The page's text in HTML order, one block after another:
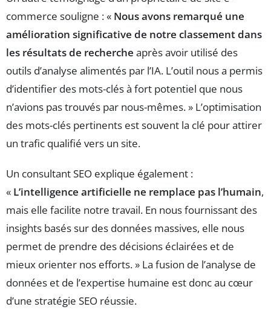
commerce souligne : « Nous avons remarqué une
amélioration significative de notre classement dans
les résultats de recherche après avoir utilisé des
outils d’analyse alimentés par l’IA. L’outil nous a permis
d’identifier des mots-clés à fort potentiel que nous
n’avions pas trouvés par nous-mêmes. » L’optimisation
des mots-clés pertinents est souvent la clé pour attirer
un trafic qualifié vers un site.
Un consultant SEO explique également :
« L’intelligence artificielle ne remplace pas l’humain,
mais elle facilite notre travail. En nous fournissant des
insights basés sur des données massives, elle nous
permet de prendre des décisions éclairées et de
mieux orienter nos efforts. » La fusion de l’analyse de
données et de l’expertise humaine est donc au cœur
d’une stratégie SEO réussie.